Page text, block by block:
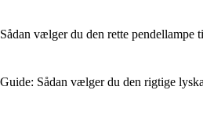
Sådan vælger du den rette pendellampe
Guide: Sådan vælger du den rigtige